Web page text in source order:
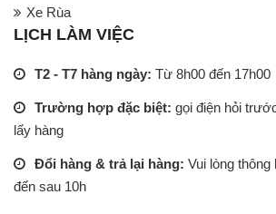
Xe Rùa
LỊCH LÀM VIỆC
T2 - T7 hàng ngày: Từ 8h00 đến 17h00
Trường hợp đặc biệt: gọi điện hỏi
lấy hàng
Đổi hàng & trả lại hàng: Vui lòng
đến sau 10h